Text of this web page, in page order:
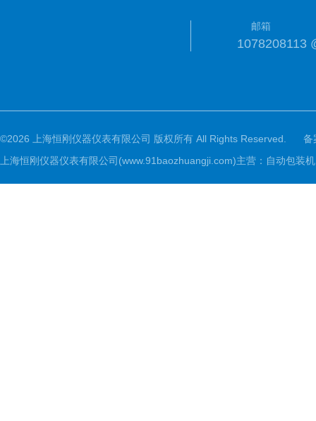
邮箱
1078208113
©2026 上海恒刚仪器仪表有限公司 版权所有 All Rights Reserved.
备
上海恒刚仪器仪表有限公司(www.91baozhuangji.com)主营：自动包